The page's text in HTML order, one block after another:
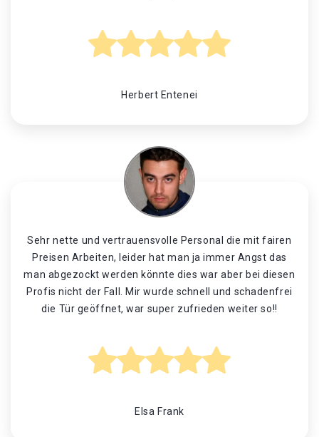
Herbert Entenei
Sehr nette und vertrauensvolle Personal die mit fairen
Preisen Arbeiten, leider hat man ja immer Angst das
man abgezockt werden könnte dies war aber bei diesen
Profis nicht der Fall. Mir wurde schnell und schadenfrei
die Tür geöffnet, war super zufrieden weiter so!!
Elsa Frank